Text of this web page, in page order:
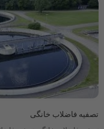
تصفیه فاضلاب خانگی